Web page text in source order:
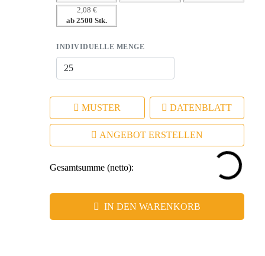
2,08 €
ab 2500 Stk.
INDIVIDUELLE MENGE
MUSTER DATENBLATT
ANGEBOT ERSTELLEN
Gesamtsumme (netto):
IN DEN WARENKORB